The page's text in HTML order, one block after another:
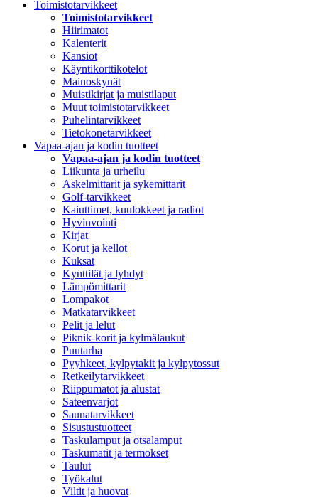
Toimistotarvikkeet
Toimistotarvikkeet
Hiirimatot
Kalenterit
Kansiot
Käyntikorttikotelot
Mainoskynät
Muistikirjat ja muistilaput
Muut toimistotarvikkeet
Puhelintarvikkeet
Tietokonetarvikkeet
Vapaa-ajan ja kodin tuotteet
Vapaa-ajan ja kodin tuotteet
Liikunta ja urheilu
Askelmittarit ja sykemittarit
Golf-tarvikkeet
Kaiuttimet, kuulokkeet ja radiot
Hyvinvointi
Kirjat
Korut ja kellot
Kuksat
Kynttilät ja lyhdyt
Lämpömittarit
Lompakot
Matkatarvikkeet
Pelit ja lelut
Piknik-korit ja kylmälaukut
Puutarha
Pyyhkeet, kylpytakit ja kylpytossut
Retkeilytarvikkeet
Riippumatot ja alustat
Sateenvarjot
Saunatarvikkeet
Sisustustuotteet
Taskulamput ja otsalamput
Taskumatit ja termokset
Taulut
Työkalut
Viltit ja huovat